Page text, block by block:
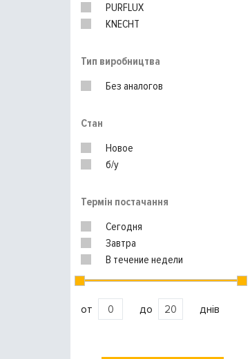
PURFLUX
KNECHT
UFI
Тип виробництва
Без аналогов
Стан
Новое
б/у
Термін постачання
Сегодня
Завтра
В течение недели
от до днів